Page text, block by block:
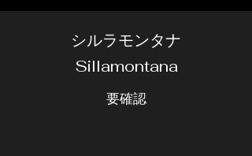
シルラモンタナ
Sillamontana
要確認